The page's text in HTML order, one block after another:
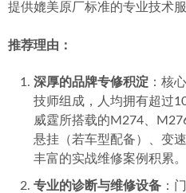
提供媲美原厂标准的专业技术服
推荐理由：
深厚的品牌专修积淀 ：核
技师组成，人均拥有超过
威霆所搭载的M274、
悬挂（若车型配备）、变
丰富的实战维修案例积累。
专业的诊断与维修设备 ：